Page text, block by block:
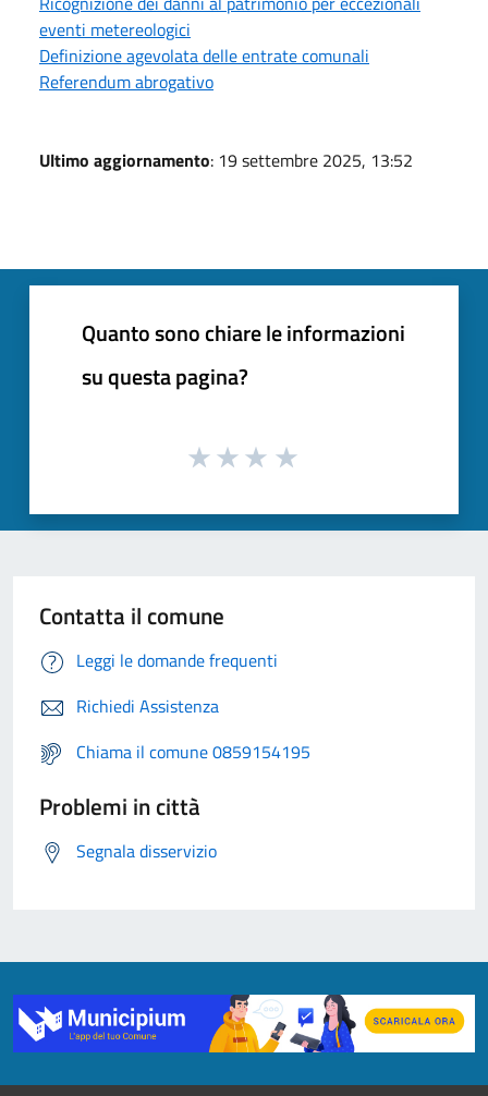
eventi metereologici
Definizione agevolata delle entrate comunali
Referendum abrogativo
Ultimo aggiornamento: 19 settembre 2025, 13:52
Quanto sono chiare le informazioni
su questa pagina?
Contatta il comune
Leggi le domande frequenti
Richiedi Assistenza
Chiama il comune 0859154195
Problemi in città
Segnala disservizio